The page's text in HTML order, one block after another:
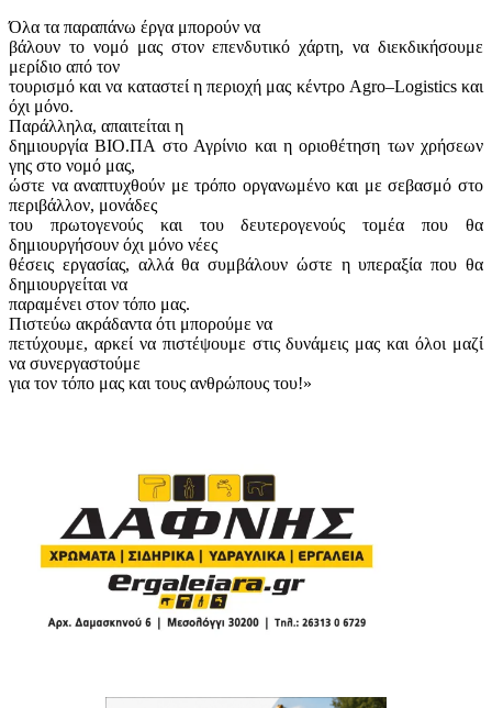
Όλα τα παραπάνω έργα μπορούν να
βάλουν το νομό μας στον επενδυτικό χάρτη, να διεκδικήσουμε
μερίδιο από τον
τουρισμό και να καταστεί η περιοχή μας κέντρο Agro–Logisticsκαι
όχι μόνο.
Παράλληλα, απαιτείται η
δημιουργία ΒΙΟ.ΠΑ στο Αγρίνιο και η οριοθέτηση των χρήσεων
γης στο νομό μας,
ώστε να αναπτυχθούν με τρόπο οργανωμένο και με σεβασμό στο
περιβάλλον, μονάδες
του πρωτογενούς και του δευτερογενούς τομέα που θα
δημιουργήσουν όχι μόνο νέες
θέσεις εργασίας, αλλά θα συμβάλουν ώστε η υπεραξία που θα
δημιουργείται να
παραμένει στον τόπο μας.
Πιστεύω ακράδαντα ότι μπορούμε να
πετύχουμε, αρκεί να πιστέψουμε στις δυνάμεις μας και όλοι μαζί
να συνεργαστούμε
για τον τόπο μας και τους ανθρώπους του!»